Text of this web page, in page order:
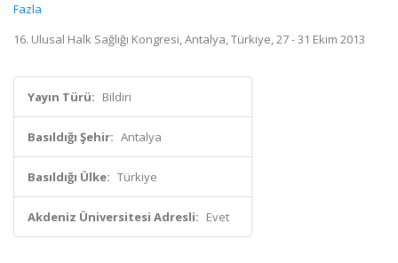
Fazla
16. Ulusal Halk Sağlığı Kongresi, Antalya, Türkiye, 27 - 31 Ekim 2013
Yayın Türü: Bildiri
Basıldığı Şehir: Antalya
Basıldığı Ülke: Türkiye
Akdeniz Üniversitesi Adresli: Evet